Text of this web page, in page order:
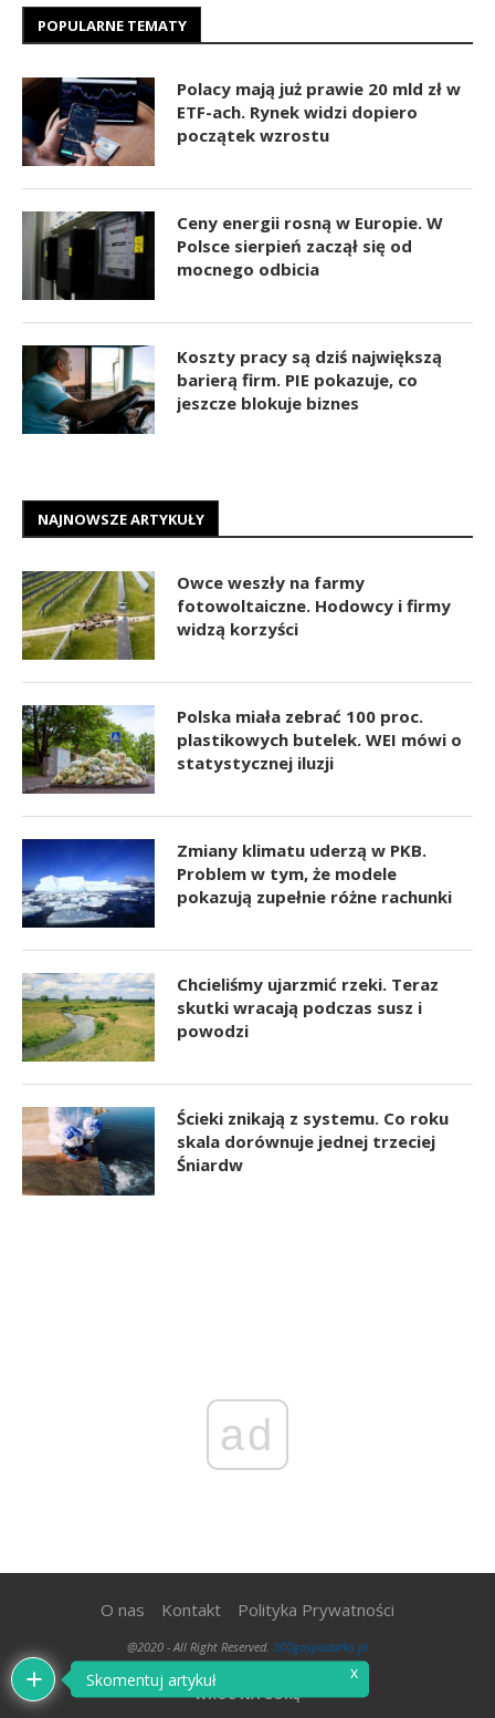
POPULARNE TEMATY
Polacy mają już prawie 20 mld zł w
ETF-ach. Rynek widzi dopiero
początek wzrostu
Ceny energii rosną w Europie. W
Polsce sierpień zaczął się od
mocnego odbicia
Koszty pracy są dziś największą
barierą firm. PIE pokazuje, co
jeszcze blokuje biznes
NAJNOWSZE ARTYKUŁY
Owce weszły na farmy
fotowoltaiczne. Hodowcy i firmy
widzą korzyści
Polska miała zebrać 100 proc.
plastikowych butelek. WEI mówi o
statystycznej iluzji
Zmiany klimatu uderzą w PKB.
Problem w tym, że modele
pokazują zupełnie różne rachunki
Chcieliśmy ujarzmić rzeki. Teraz
skutki wracają podczas susz i
powodzi
Ścieki znikają z systemu. Co roku
skala dorównuje jednej trzeciej
Śniardw
ad
O nas Kontakt Polityka Prywatności
@2020 - All Right Reserved. 300gospodarka.pl
WRÓĆ NA GÓRĘ
Skomentuj artykuł x